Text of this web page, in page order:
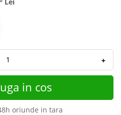
+
in cos
oriunde in tara